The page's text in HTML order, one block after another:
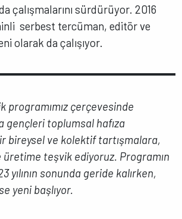
çalışmalarını sürdürüyor. 2016
serbest tercüman, editör ve
olarak da çalışıyor.
programımız çerçevesinde
gençleri toplumsal hafıza
bireysel ve kolektif tartışmalara,
teşvik ediyoruz. Programın
yılının sonunda geride kalırken,
yeni başlıyor.